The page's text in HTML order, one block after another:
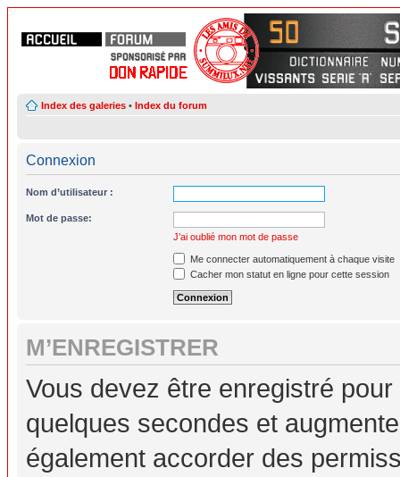
Index des galeries • Index du forum
Connexion
Nom d’utilisateur :
Mot de passe:
J’ai oublié mon mot de passe
Me connecter automatiquement à chaque visite
Cacher mon statut en ligne pour cette session
M’ENREGISTRER
Vous devez être enregistré
quelques secondes et
également accorder des